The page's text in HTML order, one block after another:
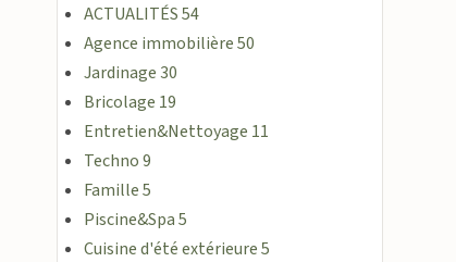
ACTUALITÉS54
Agence immobilière50
Jardinage30
Bricolage 19
Entretien&Nettoyage 11
Techno9
Famille5
Piscine&Spa5
Cuisine d'été extérieure5